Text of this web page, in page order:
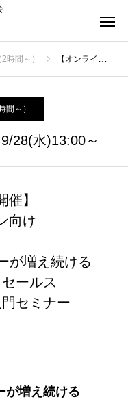
時間～） 【オンラインセミナー】9/28(水)13:00～
間～）
28(水)13:00～
催】
向け
が増え続ける
ールス
門セミナー
が増え続ける